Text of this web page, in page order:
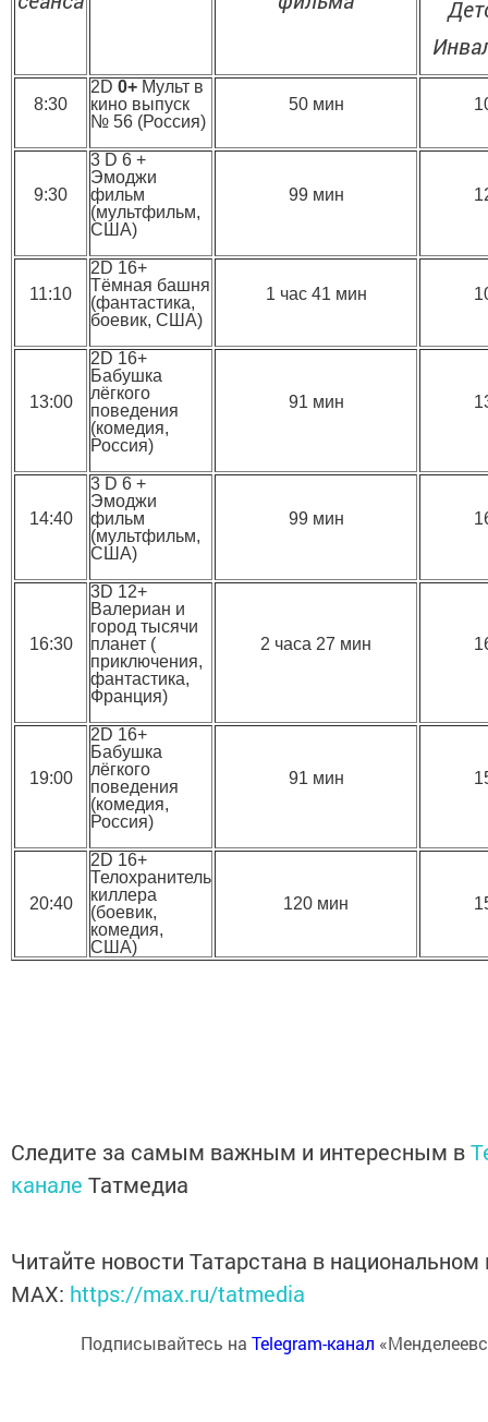
8:30
2D 0+ Мульт в
кино выпуск
№ 56 (Россия)
50 мин
9:30
3 D 6 +
Эмоджи
фильм
(мультфильм,
США)
99 мин
11:10
2D 16+
Тёмная башня
(фантастика,
боевик, США)
1 час 41 мин
13:00
2D 16+
Бабушка
лёгкого
поведения
(комедия,
Россия)
91 мин
14:40
3 D 6 +
Эмоджи
фильм
(мультфильм,
США)
99 мин
16:30
3D 12+
Валериан и
город тысячи
планет (
приключения,
фантастика,
Франция)
2 часа 27 мин
19:00
2D 16+
Бабушка
лёгкого
поведения
(комедия,
Россия)
91 мин
20:40
2D 16+
Телохранитель
киллера
(боевик,
комедия,
США)
120 мин
Следите за самым важным и интересным в
канале Татмедиа
Читайте новости Татарстана в
MАХ: https://max.ru/tatmedia
Подписывайтесь на Telegram-канал